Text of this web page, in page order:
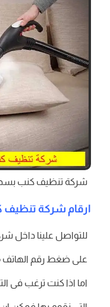
شركة تنظيف كنب بسدير
ارقام شركة
للتواصل علينا داخل
على ضغط رقم
اما اذا كنت ترغب فى